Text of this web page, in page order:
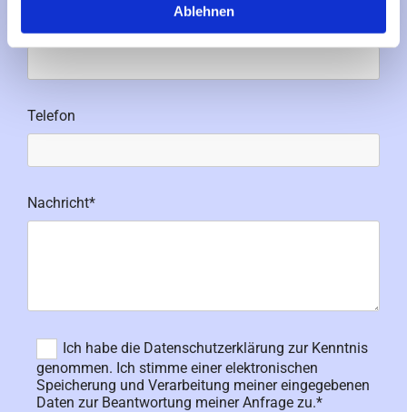
Ablehnen
E-Mail*
Telefon
Nachricht*
Ich habe die Datenschutzerklärung zur Kenntnis
genommen. Ich stimme einer elektronischen
Speicherung und Verarbeitung meiner eingegebenen
Daten zur Beantwortung meiner Anfrage zu.*